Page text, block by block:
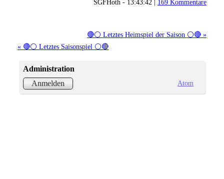
SGFHoth - 13:43:42 | 169 Kommentare
🔴⚪ Letztes Heimspiel der Saison ⚪🔴 »
« 🔴⚪ Letztes Saisonspiel ⚪🔴
Administration
Anmelden
Atom